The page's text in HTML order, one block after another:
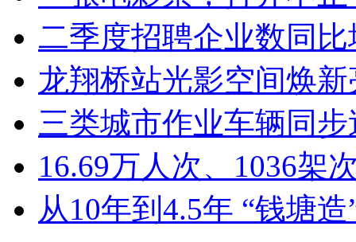
二季度招聘企业数同比
龙翔桥站光影空间焕
三类城市作业车辆同
16.69万人次、1036架
从10年到4.5年 “钱塘